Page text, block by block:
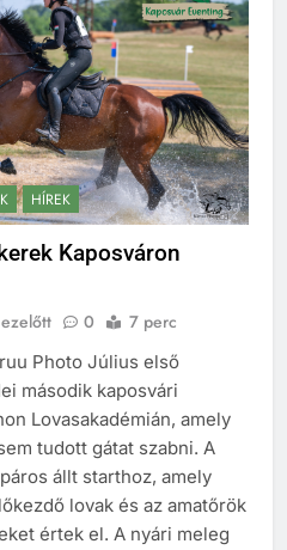
HÍREK
Kaposváron
0 7 perc
Photo Július első
második kaposvári
Lovasakadémián, amely
tudott gátat szabni. A
állt starthoz, amely
lovak és az amatőrök
értek el. A nyári meleg